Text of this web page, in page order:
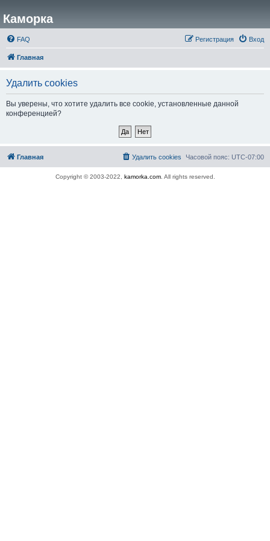
Каморка
FAQ Вход
Регистрация
Главная
Удалить cookies
Вы уверены, что хотите удалить все cookie, установленные данной
конференцией?
Главная Часовой пояс: UTC-07:00
Удалить cookies
Copyright © 2003-2022, kamorka.com. All rights reserved.